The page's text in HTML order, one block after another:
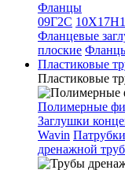
Фланцы
09Г2С
Фланцевые
плоские
Пластиковые
Пластиковые
Полимерные
Заглушки
Wavin
дренажной